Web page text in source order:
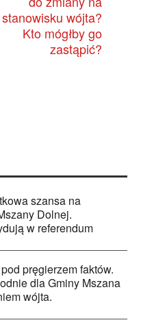
stanowisku wójta?
Kto mógłby go
zastąpić?
szansa na
Dolnej.
w referendum
pręgierzem faktów.
dla Gminy Mszana
wójta.